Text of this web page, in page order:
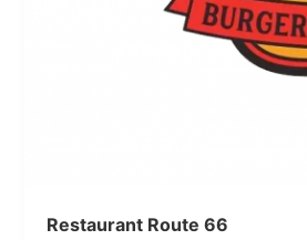
Edeka Markt Kirchner